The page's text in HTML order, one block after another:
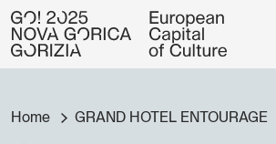
Home GRAND HOTEL ENTOURAGE